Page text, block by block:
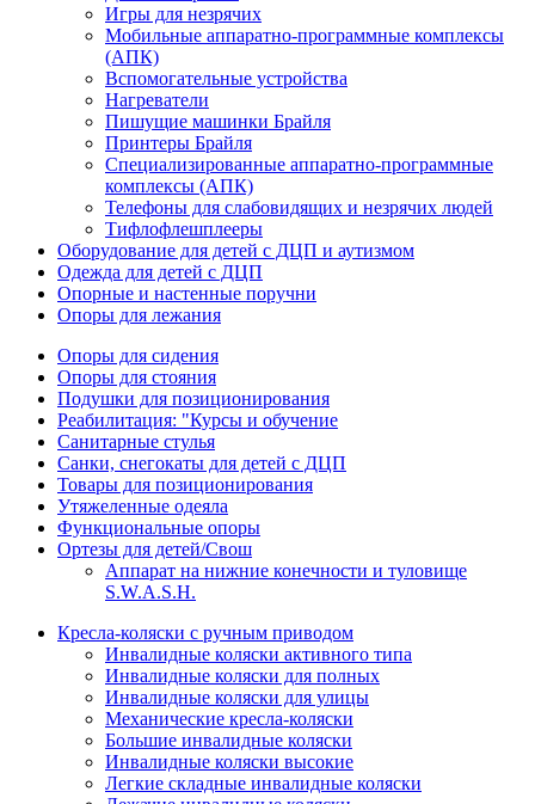
Игры для незрячих
Мобильные аппаратно-программные комплексы
(АПК)
Вспомогательные устройства
Нагреватели
Пишущие машинки Брайля
Принтеры Брайля
Специализированные аппаратно-программные
комплексы (АПК)
Телефоны для слабовидящих и незрячих людей
Тифлофлешплееры
Оборудование для детей с ДЦП и аутизмом
Одежда для детей с ДЦП
Опорные и настенные поручни
Опоры для лежания
Опоры для сидения
Опоры для стояния
Подушки для позиционирования
Реабилитация: "Курсы и обучение
Санитарные стулья
Санки, снегокаты для детей с ДЦП
Товары для позиционирования
Утяжеленные одеяла
Функциональные опоры
Ортезы для детей/Свош
Аппарат на нижние конечности и туловище
S.W.A.S.H.
Кресла-коляски с ручным приводом
Инвалидные коляски активного типа
Инвалидные коляски для полных
Инвалидные коляски для улицы
Механические кресла-коляски
Большие инвалидные коляски
Инвалидные коляски высокие
Легкие складные инвалидные коляски